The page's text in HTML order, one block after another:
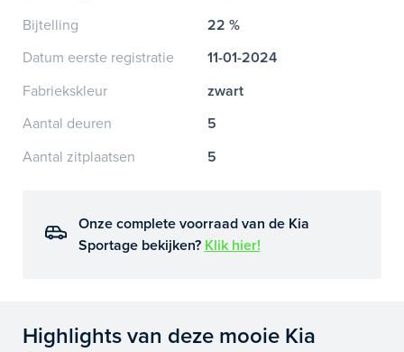
Bijtelling
22 %
Datum eerste registratie
11-01-2024
Fabriekskleur
zwart
Aantal deuren
5
Aantal zitplaatsen
5
Onze complete voorraad van de Kia
Sportage bekijken? Klik hier!
Highlights van deze mooie Kia